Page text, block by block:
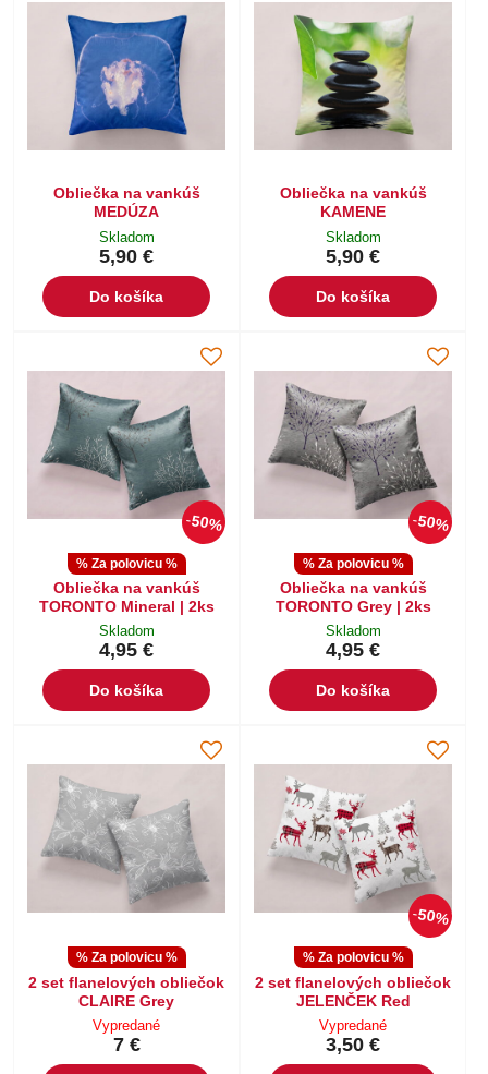
Obliečka na vankúš
MEDÚZA
Skladom
5,90 €
Do košíka
Obliečka na vankúš
KAMENE
Skladom
5,90 €
Do košíka
50%
% Za polovicu %
Obliečka na vankúš
TORONTO Mineral | 2ks
Skladom
4,95 €
Do košíka
50%
% Za polovicu %
Obliečka na vankúš
TORONTO Grey | 2ks
Skladom
4,95 €
Do košíka
% Za polovicu %
2 set flanelových obliečok
CLAIRE Grey
Vypredané
7 €
50%
% Za polovicu %
2 set flanelových obliečok
JELENČEK Red
Vypredané
3,50 €